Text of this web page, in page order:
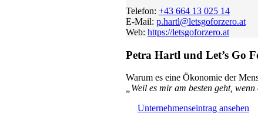
Telefon: +43 664 13 025 14
E-Mail: p.hartl@letsgoforzero.at
Web: https://letsgoforzero.at
Petra Hartl und Let’s Go
Warum es eine Ökonomie der
„Weil es mir am besten geht,
Unternehmenseintrag ansehen